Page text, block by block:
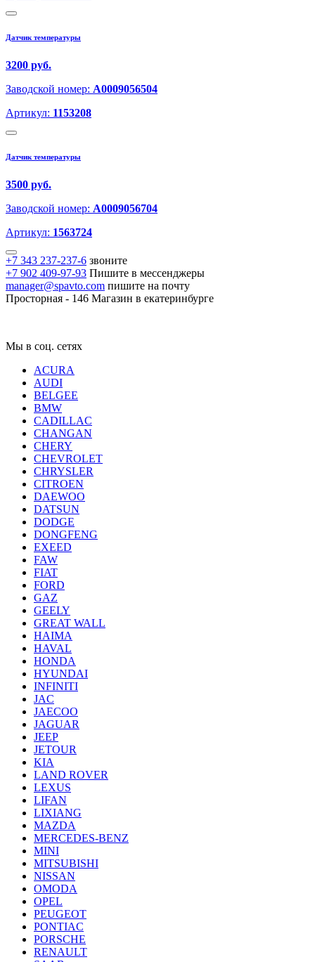
Датчик температуры
3200 руб.
Заводской номер: A0009056504
Артикул: 1153208
Датчик температуры
3500 руб.
Заводской номер: A0009056704
Артикул: 1563724
+7 343 237-237-6 звоните
+7 902 409-97-93 Пишите в мессенджеры
manager@spavto.com пишите на почту
Просторная - 146 Магазин в екатеринбурге
Мы в соц. сетях
ACURA
AUDI
BELGEE
BMW
CADILLAC
CHANGAN
CHERY
CHEVROLET
CHRYSLER
CITROEN
DAEWOO
DATSUN
DODGE
DONGFENG
EXEED
FAW
FIAT
FORD
GAZ
GEELY
GREAT WALL
HAIMA
HAVAL
HONDA
HYUNDAI
INFINITI
JAC
JAECOO
JAGUAR
JEEP
JETOUR
KIA
LAND ROVER
LEXUS
LIFAN
LIXIANG
MAZDA
MERCEDES-BENZ
MINI
MITSUBISHI
NISSAN
OMODA
OPEL
PEUGEOT
PONTIAC
PORSCHE
RENAULT